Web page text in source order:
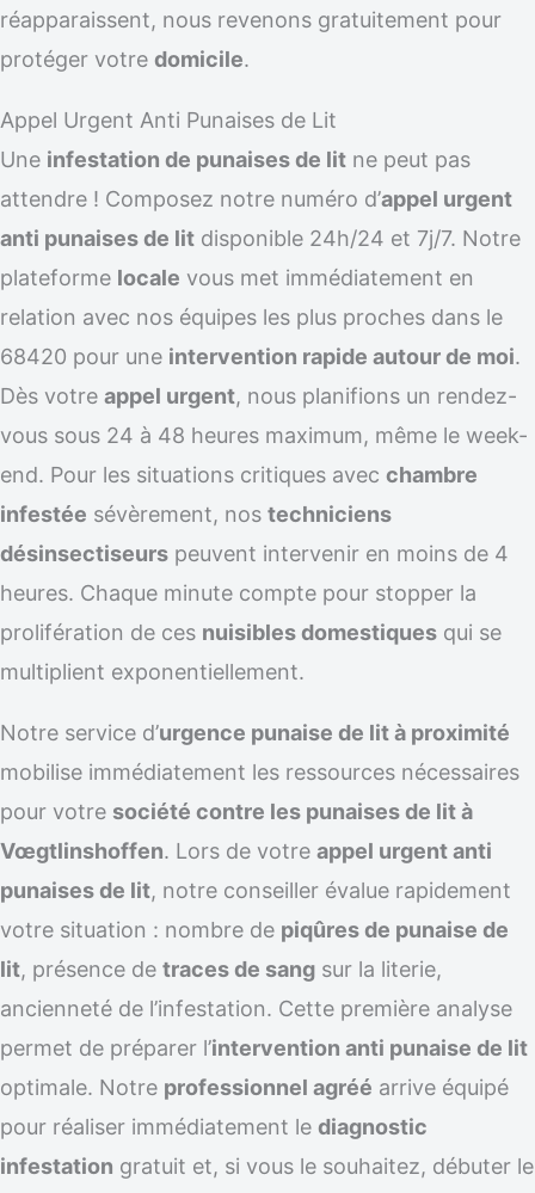
réapparaissent, nous revenons gratuitement pour
protéger votre domicile.
Appel Urgent Anti Punaises de Lit
Une infestation de punaises de lit ne peut pas
attendre ! Composez notre numéro d’appel urgent
anti punaises de lit disponible 24h/24 et 7j/7. Notre
plateforme locale vous met immédiatement en
relation avec nos équipes les plus proches dans le
68420 pour une intervention rapide autour de moi.
Dès votre appel urgent, nous planifions un rendez-
vous sous 24 à 48 heures maximum, même le week-
end. Pour les situations critiques avec chambre
infestée sévèrement, nos techniciens
désinsectiseurs peuvent intervenir en moins de 4
heures. Chaque minute compte pour stopper la
prolifération de ces nuisibles domestiques qui se
multiplient exponentiellement.
Notre service d’urgence punaise de lit à proximité
mobilise immédiatement les ressources nécessaires
pour votre société contre les punaises de lit à
Vœgtlinshoffen. Lors de votre appel urgent anti
punaises de lit, notre conseiller évalue rapidement
votre situation : nombre de piqûres de punaise de
lit, présence de traces de sang sur la literie,
ancienneté de l’infestation. Cette première analyse
permet de préparer l’intervention anti punaise de lit
optimale. Notre professionnel agréé arrive équipé
pour réaliser immédiatement le diagnostic
infestation gratuit et, si vous le souhaitez, débuter le